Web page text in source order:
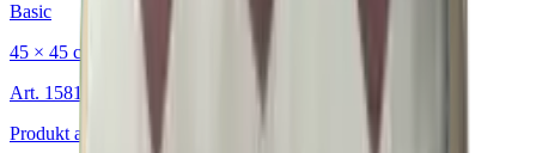
Basic
45 × 45 cm
Art. 15815809
Produkt ansehen